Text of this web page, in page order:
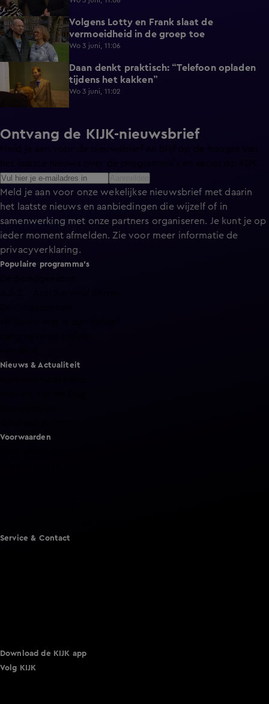
0:40
Volgens Lotty en Frank slaat de
vermoeidheid in de groep toe
Wo 3 juni, 11:06
0:49
Daan denkt praktisch: “Telefoon opladen
tijdens het kakken”
Wo 3 juni, 11:02
Ontvang de KIJK-nieuwsbrief
Meld je aan voor onze wekelijkse nieuwsbrief met daarin
het laatste nieuws en aanbiedingen die wijzelf of in
samenwerking met onze partners organiseren. Je kunt je op
ieder moment afmelden. Zie voor meer informatie de
privacyverklaring.
Populaire programma's
Nieuws & Actualiteit
Voorwaarden
Service & Contact
Download de KIJK app
Volg KIJK